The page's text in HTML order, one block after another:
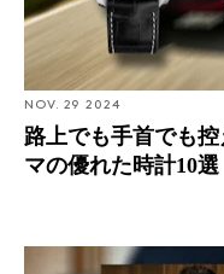
NOV. 29 2024
路上でも手首でも
マの優れた時計10選
Auctions: トム・ブレ